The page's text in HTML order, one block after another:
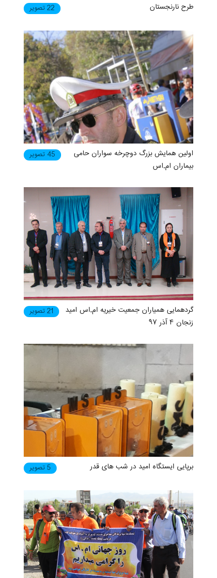
22 تصویر طرح نارنجستان
45 تصویر
اولین همایش بزرگ دوچرخه سواران حامی
بیماران ام.اس
21 تصویر
گردهمایی همیاران جمعیت خیریه ام.اس امید
زنجان ۴ آذر ۹۷
5 تصویر برپایی ایستگاه امید در شب های قدر